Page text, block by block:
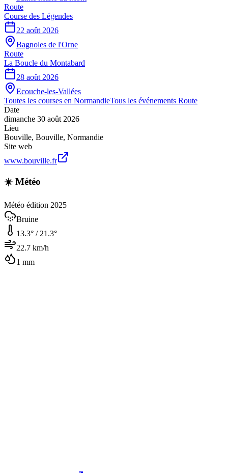
Route
Course des Légendes
22 août 2026
Bagnoles de l'Orne
Route
La Boucle du Montabard
28 août 2026
Ecouche-les-Vallées
Toutes les courses en NormandieTous les événements Route
Date
dimanche 30 août 2026
Lieu
Bouville, Bouville, Normandie
Site web
www.bouville.fr
☀️ Météo
Météo édition 2025
Bruine
13.3° / 21.3°
22.7 km/h
1 mm